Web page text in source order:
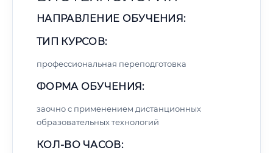
НАПРАВЛЕНИЕ ОБУЧЕНИЯ:
ТИП КУРСОВ:
профессиональная переподготовка
ФОРМА ОБУЧЕНИЯ:
заочно с применением дистанционных
образовательных технологий
КОЛ-ВО ЧАСОВ: